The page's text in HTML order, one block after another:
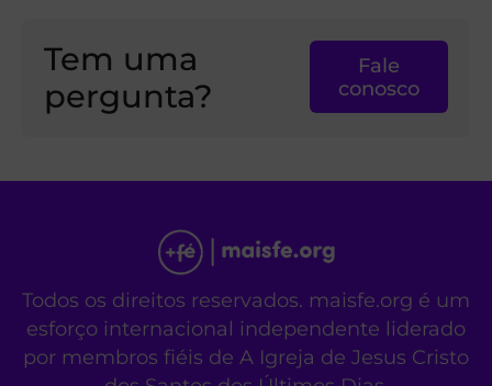
Tem uma
pergunta?
Fale
conosco
Todos os direitos reservados. maisfe.org é um
esforço internacional independente liderado
por membros fiéis de A Igreja de Jesus Cristo